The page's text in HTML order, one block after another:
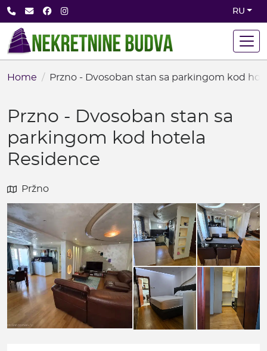
Skip
to
main
content
+382 68 891 710
office@nekretninebudva.com
FacebookInstagram RU
Home Przno - Dvosoban stan sa parkingom kod
Przno - Dvosoban stan sa
parkingom kod hotela
Residence
Pržno